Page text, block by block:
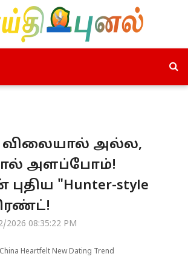
விலையால் அல்ல,
அளப்போம்!
"Hunter-style
2026 08:35:22 PM
Heartfelt New Dating Trend